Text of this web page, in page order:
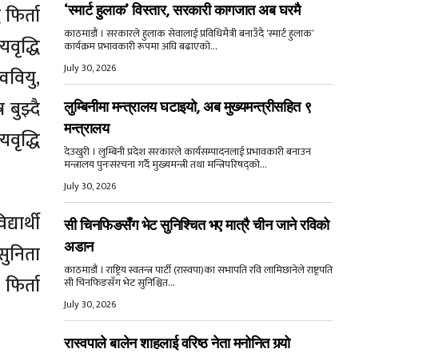
बुझ्दै
‘स्मार्ट हुलाक’ विस्तार, सरकारी कागजात अब घरमै
काठमाडौं । सरकारले हुलाक सेवालाई प्रविधिमैत्री बनाउँदै ‘स्मार्ट हुलाक’
कार्यक्रम प्रभावकारी रूपमा अघि बढाएको...
July 30, 2026
लुम्बिनीमा मन्त्रालय घटाइयो, अब मुख्यमन्त्रीसहित ९
मन्त्रालय
देउखुरी । लुम्बिनी प्रदेश सरकारले कार्यसम्पादनलाई प्रभावकारी बनाउन
मन्त्रालय पुनःसंरचना गर्दै मुख्यमन्त्री तथा मन्त्रिपरिषद्को...
July 30, 2026
सी चिनफिङसँग भेट सुनिश्चित भए मात्रै चीन जाने रविको
अडान
काठमाडौं । राष्ट्रिय स्वतन्त्र पार्टी (रास्वपा)का सभापति रवि लामिछानेले राष्ट्रपति
सी चिनफिङसँग भेट सुनिश्चित...
July 30, 2026
रास्वपाले बालेन शाहलाई वरिष्ठ नेता मनोनित गर्‍यो